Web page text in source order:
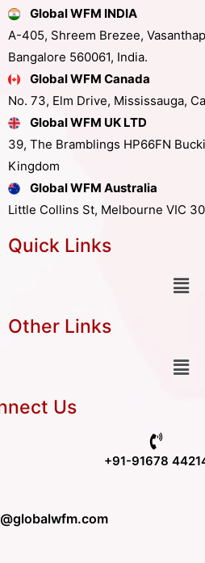
Global WFM INDIA
A-405, Shreem Brezee,
Bangalore 560061, India.
Global WFM Canada
No. 73, Elm Drive, Mississauga,
Global WFM UK LTD
39, The Bramblings HP66FN
Kingdom
Global WFM Australia
Little Collins St, Melbourne VIC
Quick Links
Other Links
Us
+91-91678